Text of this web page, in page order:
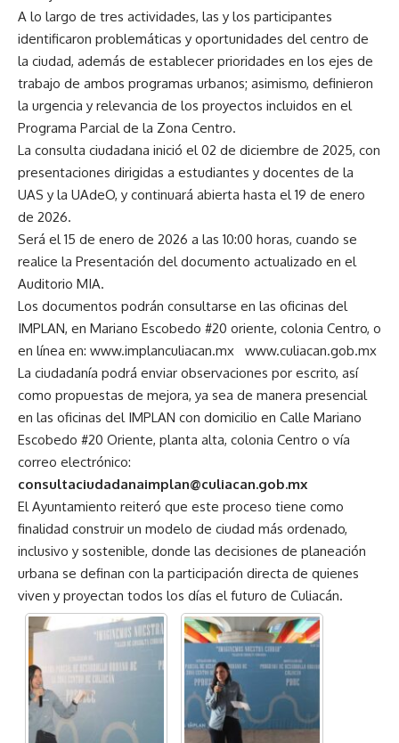
A lo largo de tres actividades, las y los participantes
identificaron problemáticas y oportunidades del centro de
la ciudad, además de establecer prioridades en los ejes de
trabajo de ambos programas urbanos; asimismo, definieron
la urgencia y relevancia de los proyectos incluidos en el
Programa Parcial de la Zona Centro.
La consulta ciudadana inició el 02 de diciembre de 2025, con
presentaciones dirigidas a estudiantes y docentes de la
UAS y la UAdeO, y continuará abierta hasta el 19 de enero
de 2026.
Será el 15 de enero de 2026 a las 10:00 horas, cuando se
realice la Presentación del documento actualizado en el
Auditorio MIA.
Los documentos podrán consultarse en las oficinas del
IMPLAN, en Mariano Escobedo #20 oriente, colonia Centro, o
en línea en: www.implanculiacan.mx
www.culiacan.gob.mx
La ciudadanía podrá enviar observaciones por escrito, así
como propuestas de mejora, ya sea de manera presencial
en las oficinas del IMPLAN con domicilio en Calle Mariano
Escobedo #20 Oriente, planta alta, colonia Centro o vía
correo electrónico:
consultaciudadanaimplan@culiacan.gob.mx
El Ayuntamiento reiteró que este proceso tiene como
finalidad construir un modelo de ciudad más ordenado,
inclusivo y sostenible, donde las decisiones de planeación
urbana se definan con la participación directa de quienes
viven y proyectan todos los días el futuro de Culiacán.